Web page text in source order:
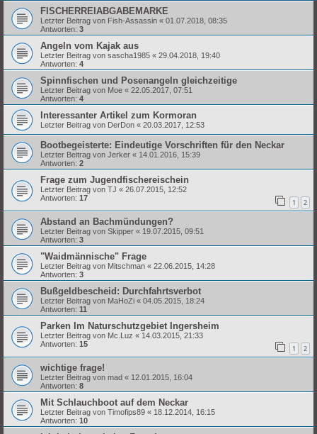
FISCHERREIABGABEMARKE
Letzter Beitrag von Fish-Assassin « 01.07.2018, 08:35
Antworten: 3
Angeln vom Kajak aus
Letzter Beitrag von sascha1985 « 29.04.2018, 19:40
Antworten: 4
Spinnfischen und Posenangeln gleichzeitige
Letzter Beitrag von Moe « 22.05.2017, 07:51
Antworten: 4
Interessanter Artikel zum Kormoran
Letzter Beitrag von DerDon « 20.03.2017, 12:53
Bootbegeisterte: Eindeutige Vorschriften für den Neckar
Letzter Beitrag von Jerker « 14.01.2016, 15:39
Antworten: 2
Frage zum Jugendfischereischein
Letzter Beitrag von TJ « 26.07.2015, 12:52
Antworten: 17 1 2
Abstand an Bachmündungen?
Letzter Beitrag von Skipper « 19.07.2015, 09:51
Antworten: 3
"Waidmännische" Frage
Letzter Beitrag von Mitschman « 22.06.2015, 14:28
Antworten: 3
Bußgeldbescheid: Durchfahrtsverbot
Letzter Beitrag von MaHoZi « 04.05.2015, 18:24
Antworten: 11
Parken Im Naturschutzgebiet Ingersheim
Letzter Beitrag von Mc.Luz « 14.03.2015, 21:33
Antworten: 15 1 2
wichtige frage!
Letzter Beitrag von mad « 12.01.2015, 16:04
Antworten: 8
Mit Schlauchboot auf dem Neckar
Letzter Beitrag von Timofips89 « 18.12.2014, 16:15
Antworten: 10